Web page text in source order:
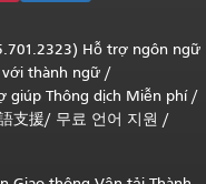
Hỗ trợ ngôn ngữ
thành ngữ /
giúp Thông dịch Miễn phí/
支援/ 무료 언어 지원 /